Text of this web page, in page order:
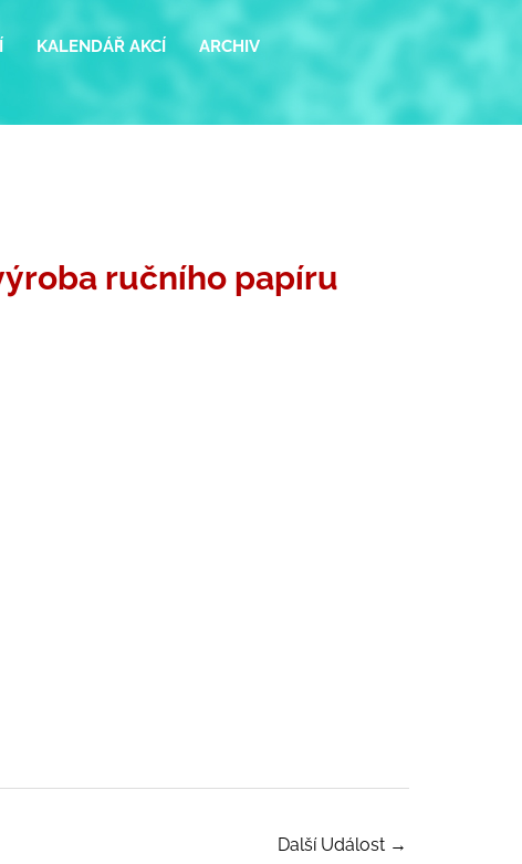
KALENDÁŘ AKCÍ ARCHIV
ručního papíru
Další Událost →